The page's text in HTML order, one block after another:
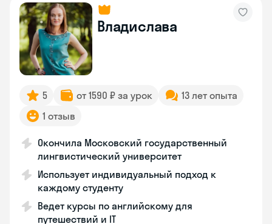
Владислава
5 от 1590 ₽ за урок
13 лет опыта
1 отзыв
Окончила Московский государственный
лингвистический университет
Использует индивидуальный подход к
каждому студенту
Ведет курсы по английскому для
путешествий и IT